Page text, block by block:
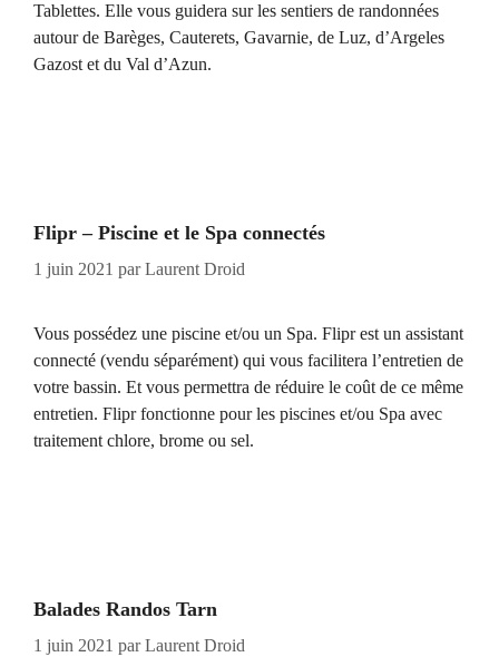
Tablettes. Elle vous guidera sur les sentiers de randonnées
autour de Barèges, Cauterets, Gavarnie, de Luz, d’Argeles
Gazost et du Val d’Azun.
Flipr – Piscine et le Spa connectés
1 juin 2021 parLaurent Droid
Vous possédez une piscine et/ou un Spa. Flipr est un assistant
connecté (vendu séparément) qui vous facilitera l’entretien de
votre bassin. Et vous permettra de réduire le coût de ce même
entretien. Flipr fonctionne pour les piscines et/ou Spa avec
traitement chlore, brome ou sel.
Balades Randos Tarn
1 juin 2021 parLaurent Droid